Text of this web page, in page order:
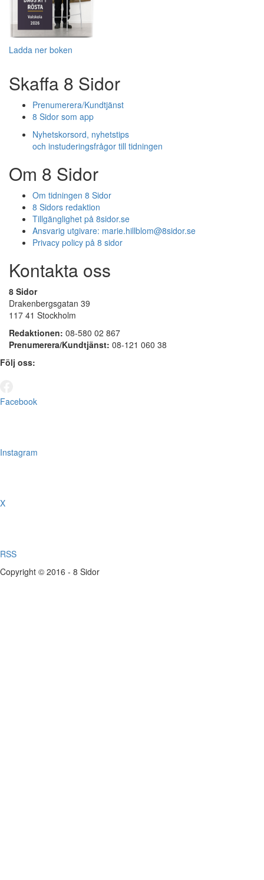
Ladda ner boken
Skaffa 8 Sidor
Prenumerera/Kundtjänst
8 Sidor som app
Nyhetskorsord, nyhetstips
och instuderingsfrågor till tidningen
Om 8 Sidor
Om tidningen 8 Sidor
8 Sidors redaktion
Tillgänglighet på 8sidor.se
Ansvarig utgivare: marie.hillblom@8sidor.se
Privacy policy på 8 sidor
Kontakta oss
8 Sidor
Drakenbergsgatan 39
117 41 Stockholm
Redaktionen: 08-580 02 867
Prenumerera/Kundtjänst: 08-121 060 38
Följ oss:
Facebook
Instagram
X
RSS
Copyright © 2016 - 8 Sidor